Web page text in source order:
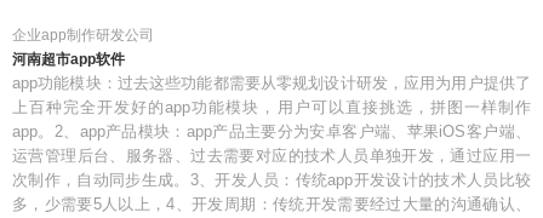
企业app制作研发公司
河南超市app软件
app功能模块：过去这些功能都需要从零规划设计研发，应用为用户提供了
上百种完全开发好的app功能模块，用户可以直接挑选，拼图一样制作
app。2、app产品模块：app产品主要分为安卓客户端、苹果iOS客户端、
运营管理后台、服务器、过去需要对应的技术人员单独开发，通过应用一
次制作，自动同步生成。3、开发人员：传统app开发设计的技术人员比较
多，少需要5人以上，4、开发周期：传统开发需要经过大量的沟通确认、